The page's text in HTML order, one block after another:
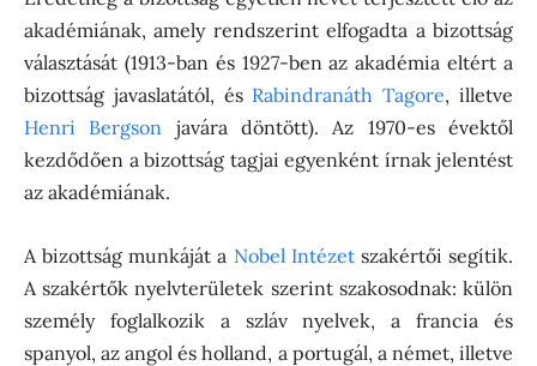
akadémiának, amely rendszerint elfogadta a bizottság
választását (1913-ban és 1927-ben az akadémia eltért a
bizottság javaslatától, és Rabindranáth Tagore, illetve
Henri Bergson javára döntött). Az 1970-es évektől
kezdődően a bizottság tagjai egyenként írnak jelentést
az akadémiának.
A bizottság munkáját a Nobel Intézetszakértői segítik.
A szakértők nyelvterületek szerint szakosodnak: külön
személy foglalkozik a szláv nyelvek, a francia és
spanyol, az angol és holland, a portugál, a német, illetve